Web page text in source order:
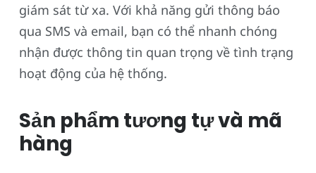
giám sát từ xa. Với khả năng gửi thông báo
qua SMS và email, bạn có thể nhanh chóng
nhận được thông tin quan trọng về tình trạng
hoạt động của hệ thống.
Sản phẩm tương tự và mã
hàng